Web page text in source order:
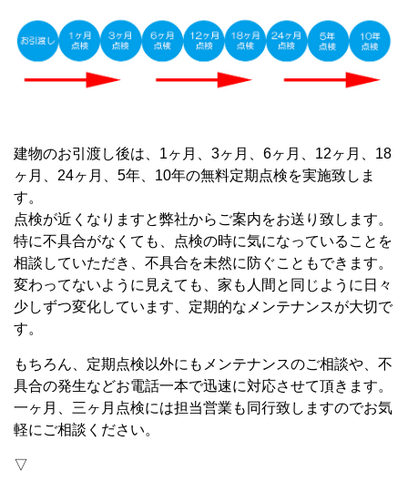
建物のお引渡し後は、1ヶ月、3ヶ月、6ヶ月、12ヶ月、18
ヶ月、24ヶ月、5年、10年の無料定期点検を実施致しま
す。
点検が近くなりますと弊社からご案内をお送り致します。
特に不具合がなくても、点検の時に気になっていることを
相談していただき、不具合を未然に防ぐこともできます。
変わってないように見えても、家も人間と同じように日々
少しずつ変化しています、定期的なメンテナンスが大切で
す。
もちろん、定期点検以外にもメンテナンスのご相談や、不
具合の発生などお電話一本で迅速に対応させて頂きます。
一ヶ月、三ヶ月点検には担当営業も同行致しますのでお気
軽にご相談ください。
▽